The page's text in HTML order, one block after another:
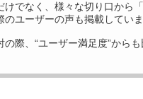
けでなく、様々な切り口から「
のユーザーの声も掲載していま
の際、“ユーザー満足度”から